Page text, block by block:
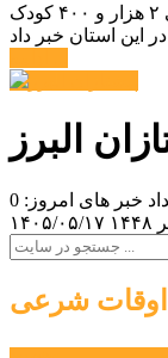
مدیر کل بهزیستی استان البرز از شناسایی ۲ هزار و ۴۰۰ کودک
البرز
خبر های امروز: 0
۱۴۰۵/۰۵/۱۷
اوقات شرعی